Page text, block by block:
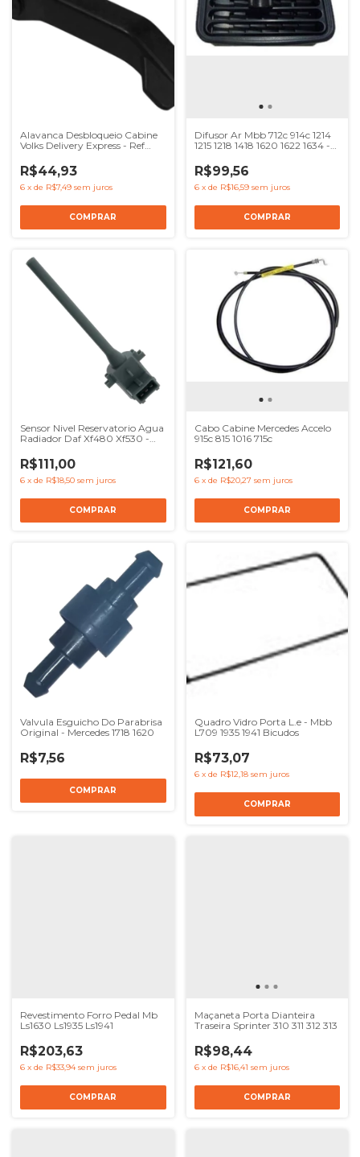
Alavanca Desbloqueio Cabine
Volks Delivery Express - Ref
R$44,93
6 x de R$7,49 sem juros
Difusor Ar Mbb 712c 914c 1214
1215 1218 1418 1620 1622 1634 -
R$99,56
6 x de R$16,59 sem juros
Sensor Nivel Reservatorio Agua
Radiador Daf Xf480 Xf530 -
R$111,00
6 x de R$18,50 sem juros
Cabo Cabine Mercedes Accelo
915c 815 1016 715c
R$121,60
6 x de R$20,27 sem juros
Valvula Esguicho Do Parabrisa
Original - Mercedes 1718 1620
R$7,56
Quadro Vidro Porta L.e - Mbb
L709 1935 1941 Bicudos
R$73,07
6 x de R$12,18 sem juros
Revestimento Forro Pedal Mb
Ls1630 Ls1935 Ls1941
R$203,63
6 x de R$33,94 sem juros
Maçaneta Porta Dianteira
Traseira Sprinter 310 311 312 313
R$98,44
6 x de R$16,41 sem juros